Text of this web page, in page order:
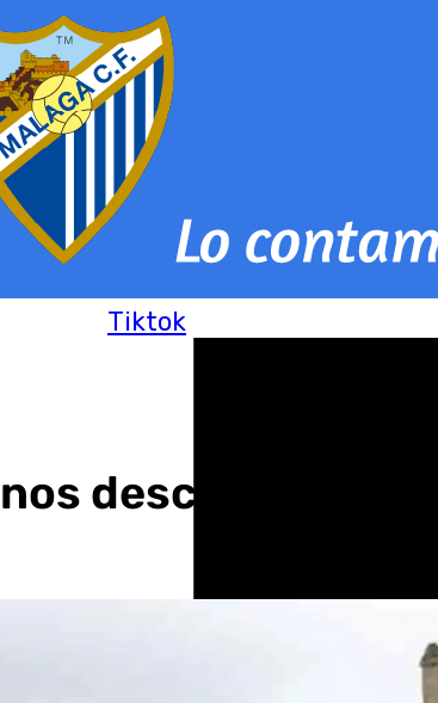
Tiktok
descubren la